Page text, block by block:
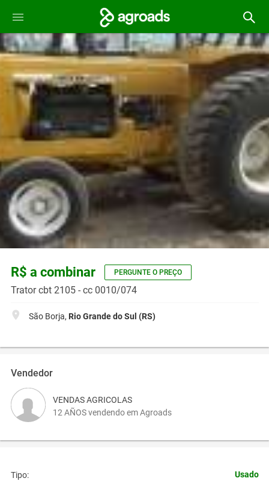
R$ a combinar PERGUNTE O PREÇO
Trator cbt 2105 - cc 0010/074
São Borja, Rio Grande do Sul (RS)
Vendedor
VENDAS AGRICOLAS
12 AÑOS vendendo em Agroads
Tipo: Usado